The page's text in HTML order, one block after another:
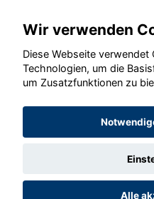
©
Wir verwenden
Diese Webseite verwendet
Technologien, um die
um Zusatzfunktionen zu
Alle